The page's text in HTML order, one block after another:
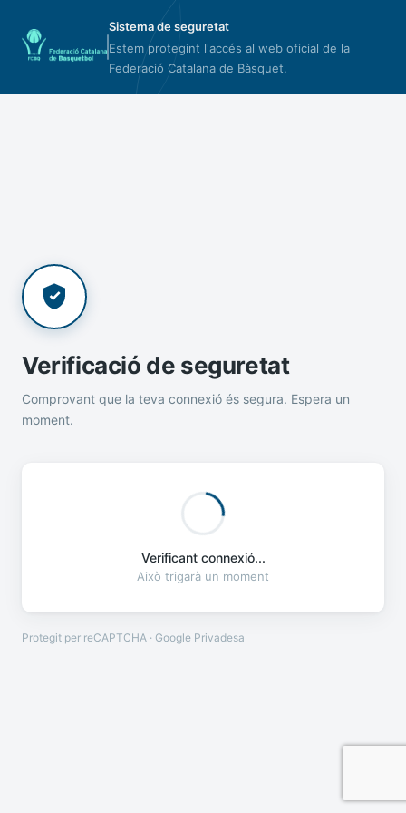
Sistema de seguretat
Estem protegint l'accés al web oficial de la
Federació Catalana de Bàsquet.
Verificació de seguretat
Comprovant que la teva connexió és segura. Espera un
moment.
Verificant connexió...
Això trigarà un moment
Protegit per reCAPTCHA · Google Privadesa